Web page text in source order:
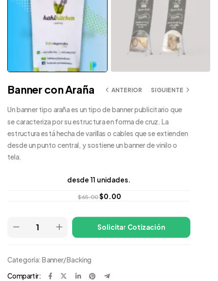
ANTERIOR SIGUIENTE
Banner con Araña
Un banner tipo araña es un tipo de banner publicitario que
se caracteriza por su estructura en forma de cruz. La
estructura está hecha de varillas o cables que se extienden
desde un punto central, y sostiene un banner de vinilo o
tela.
desde 11 unidades.
$65.00$0.00
Solicitar Cotización
Categoría:Banner/Backing
Compartir: